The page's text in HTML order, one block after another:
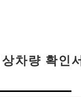
차량 확인서